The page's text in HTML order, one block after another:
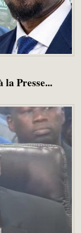
Presse...